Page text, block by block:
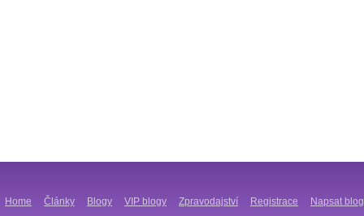
Home Články Blogy VIP blogy Zpravodajství Registrace Napsat blog